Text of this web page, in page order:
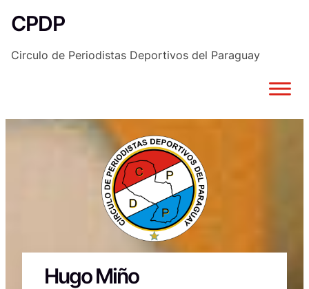
Saltar
al
contenido
CPDP
Circulo de Periodistas Deportivos del Paraguay
Hugo Miño